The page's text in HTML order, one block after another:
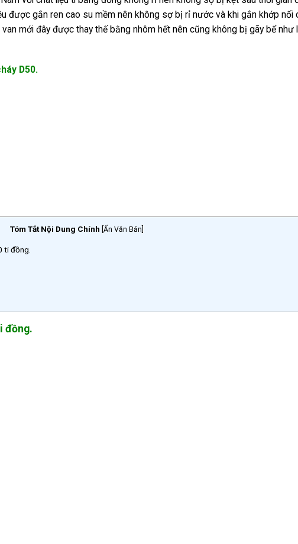
được gắn ren cao su mềm nên không sợ bị rỉ nước và khi gắn khớp nối
mới đây được thay thế bằng nhôm hết nên cũng không bị gãy bể như
D50.
Tóm Tắt Nội Dung Chính Ẩn Văn Bản
ti đồng.
đồng.